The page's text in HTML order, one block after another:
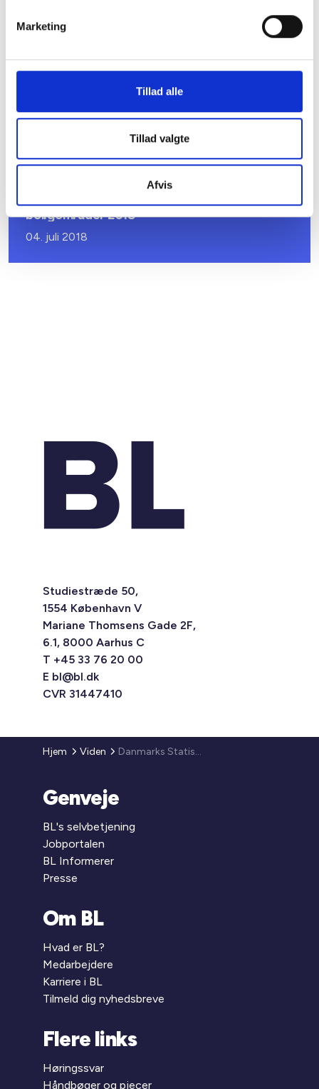
Marketing
Tillad alle
Tillad valgte
Afvis
coronavirus
Landsbyggefondens statistikker
Danmarks Statistik - nøgletal for
boligområder 2018
04. juli 2018
Studiestræde 50,
1554 København V
Mariane Thomsens Gade 2F,
6.1, 8000 Aarhus C
T +45 33 76 20 00
E bl@bl.dk
CVR 31447410
Hjem Viden Danmarks Statistik - Nøgletal på boligområder 2015
Genveje
BL's selvbetjening
Jobportalen
BL Informerer
Presse
Om BL
Hvad er BL?
Medarbejdere
Karriere i BL
Tilmeld dig nyhedsbreve
Flere links
Høringssvar
Håndbøger og pjecer